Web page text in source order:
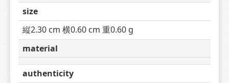
size
縦2.30 cm 横0.60 cm 重0.60 g
material
authenticity